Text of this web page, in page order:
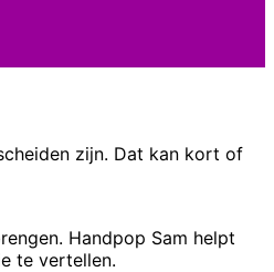
zijn. Dat kan kort of
Handpop Sam helpt
te vertellen.